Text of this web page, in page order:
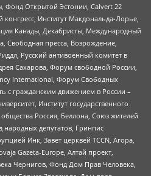
Фонд Открытой Эстонии, Calvert 22
Институт Макдональда-Лорье,
Канады, Декабристы, Международный
Свободная пресса, Возрождение,
Русский антивоенный комитет в
Сахарова, Форум свободной России,
International, Форум Свободных
с гражданским движением в России –
Институт государственного
Россия, Беллона, Союз жителей
народных депутатов, Гринпис
Инк, Завет церквей TCCN, Агора,
Gazeta-Europe, Алтай проект,
Чернигов, Фонд Дом Прав Человека,